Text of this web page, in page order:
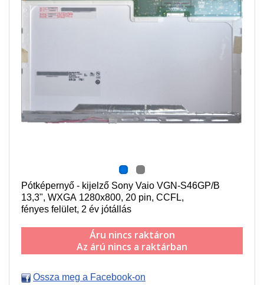
Pótképernyő - kijelző Sony Vaio VGN-S46GP/B
13,3", WXGA 1280x800, 20 pin, CCFL,
fényes felület, 2 év jótállás
Áru nincs raktáron
Az árú nincs a raktárban
Ossza meg a Facebook-on